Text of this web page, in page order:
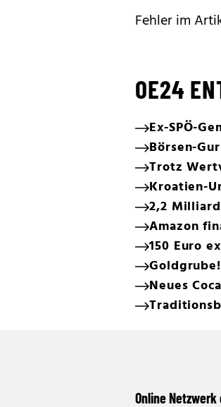
Fehler im
OE24
Ex-SPÖ-
Börsen-
Trotz
Kroatien-
2,2
Amazon
150 Euro
Neues
Online Netzwerk